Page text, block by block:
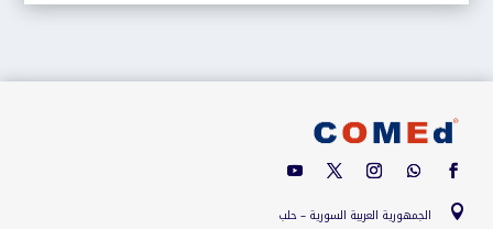

الجمهورية العربية السورية – حلب